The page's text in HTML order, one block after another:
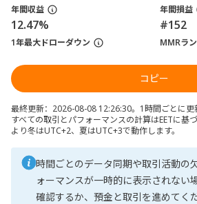
年間収益 年間損益
12.47%
1年最大ドローダウン
#152
MMRラ
コピー
最終更新：2026-08-08 12:26:30。1時間ごとに更
すべての取引とパフォーマンスの計算はEETに基
より冬はUTC+2、夏はUTC+3で動作します。
時間ごとのデータ同期や取引活動の
ォーマンスが一時的に表示されない
確認するか、預金と取引を進めてく